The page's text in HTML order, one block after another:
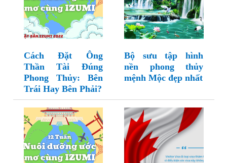
Cách Đặt Ông
Thần Tài Đúng
Phong Thủy: Bên
Trái Hay Bên Phải?
Bộ sưu tập hình
nền phong thủy
mệnh Mộc đẹp nhất